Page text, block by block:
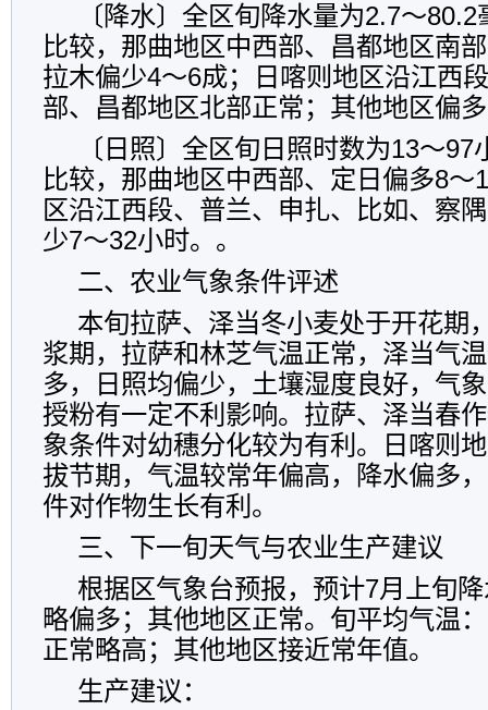
〔降水〕全区旬降水量为2.7～
比较，那曲地区中西部、昌都地区南
拉木偏少4～6成；日喀则地区沿江西
部、昌都地区北部正常；其他地区偏
〔日照〕全区旬日照时数为13～
比较，那曲地区中西部、定日偏多8～
区沿江西段、普兰、申扎、比如、察
少7～32小时。。
二、农业气象条件评述
本旬拉萨、泽当冬小麦处于开花期
浆期，拉萨和林芝气温正常，泽当气
多，日照均偏少，土壤湿度良好，气
授粉有一定不利影响。拉萨、泽当春
象条件对幼穗分化较为有利。日喀则
拔节期，气温较常年偏高，降水偏多
件对作物生长有利。
三、下一旬天气与农业生产建议
根据区气象台预报，预计7月上旬
略偏多；其他地区正常。旬平均气温
正常略高；其他地区接近常年值。
生产建议：